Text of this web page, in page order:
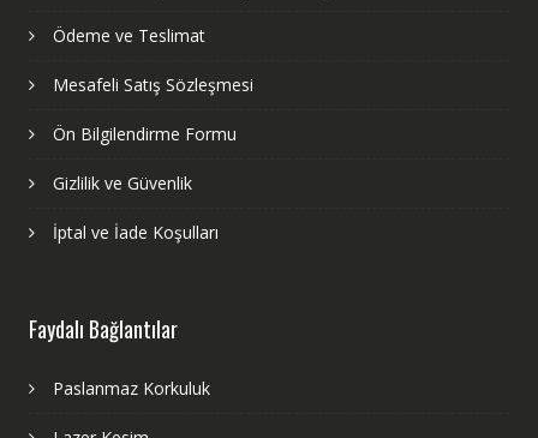
Ödeme ve Teslimat
Mesafeli Satış Sözleşmesi
Ön Bilgilendirme Formu
Gizlilik ve Güvenlik
İptal ve İade Koşulları
Faydalı Bağlantılar
Paslanmaz Korkuluk